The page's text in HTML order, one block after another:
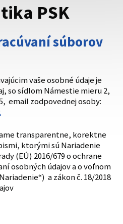
že zdieľate informácie iba
Zabezpečená stránka
domény webového sídla.
PSK
súborov
vaše osobné údaje je
so sídlom Námestie mieru 2,
email zodpovednej osoby:
transparentne, korektne
ktorými sú Nariadenie
(EÚ) 2016/679 o ochrane
osobných údajov a o voľnom
a zákon č. 18/2018